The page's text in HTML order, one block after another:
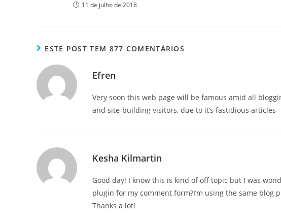
11 de julho de 2018
ESTE POST TEM 877 COMENTÁRIOS
Efren
Very soon this web page will be famous amid all
and site-building visitors, due to it’s fastidious articles
Kesha Kilmartin
Good day! I know this is kind of off topic but I was
plugin for my comment form?I’m using the same blog
Thanks a lot!